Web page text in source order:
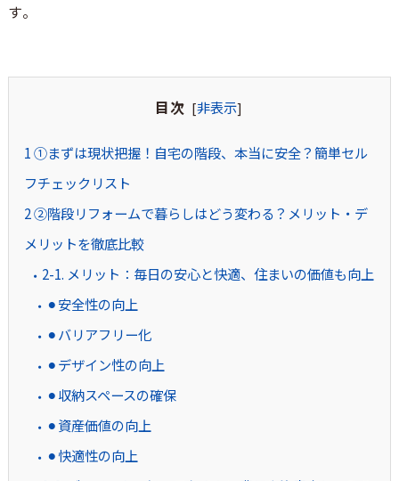
す。
目次 [非表示]
1①まずは現状把握！自宅の階段、本当に安全？簡単セル
フチェックリスト
2②階段リフォームで暮らしはどう変わる？メリット・デ
メリットを徹底比較
2-1. メリット：毎日の安心と快適、住まいの価値も向上
⚫︎安全性の向上
⚫︎バリアフリー化
⚫︎デザイン性の向上
⚫︎収納スペースの確保
⚫︎資産価値の向上
⚫︎快適性の向上